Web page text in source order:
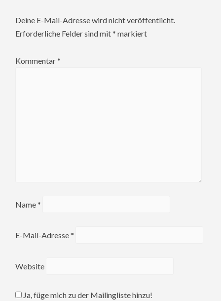
Deine E-Mail-Adresse wird nicht veröffentlicht.
Erforderliche Felder sind mit* markiert
Kommentar*
Name*
E-Mail-Adresse*
Website
Ja, füge mich zu der Mailingliste hinzu!